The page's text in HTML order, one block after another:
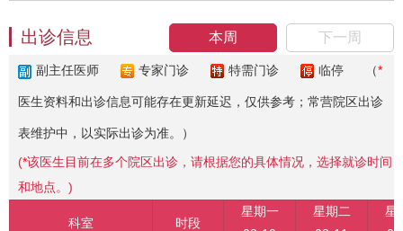
本周 下一周
出诊信息
副主任医师 专家门诊 特需门诊 临停 （*
医生资料和出诊信息可能存在更新延迟，仅供参考；常营院区出诊
表维护中，以实际出诊为准。）
(*该医生目前在多个院区出诊，请根据您的具体情况，选择就诊时间
和地点。)
科室 时段
星期一
星期二
星